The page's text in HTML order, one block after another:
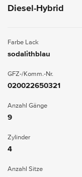
Diesel-Hybrid
Farbe Lack
sodalithblau
GFZ-/Komm.-Nr.
020022650321
Anzahl Gänge
9
Zylinder
4
Anzahl Sitze